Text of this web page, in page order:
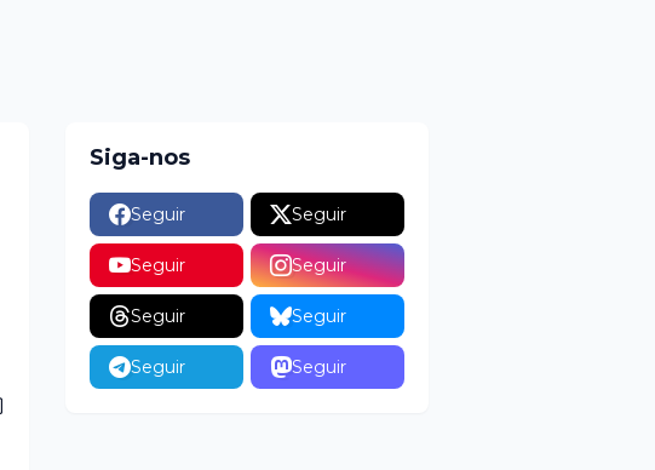
Siga-nos
Seguir Seguir
Seguir Seguir
Seguir Seguir
Seguir Seguir